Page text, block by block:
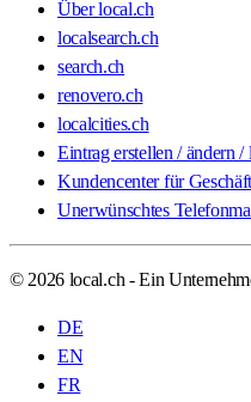
Über local.ch
localsearch.ch
search.ch
renovero.ch
localcities.ch
Eintrag erstellen / ändern /
Kundencenter für
Unerwünschtes
© 2026 local.ch - Ein
DE
EN
FR